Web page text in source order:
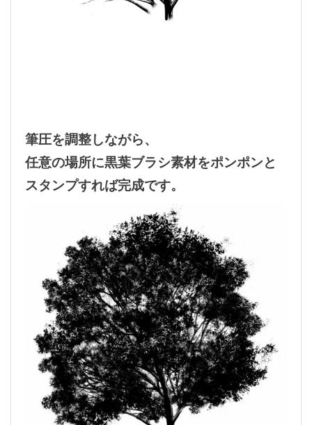
筆圧を調整しながら、
任意の場所に黒葉ブラシ素材をポンポンと
スタンプすれば完成です。